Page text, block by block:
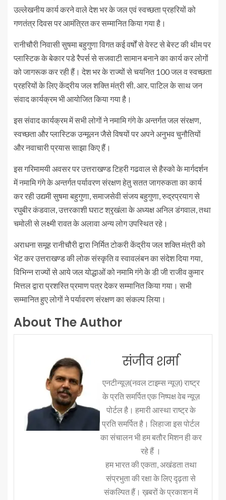
उल्लेखनीय कार्य करने वाले देश भर के जल एवं स्वच्छता प्रहरियों को
गणतंत्र दिवस पर आमंत्रित कर सम्मानित किया गया है।
रानीचौरी निवासी सुषमा बहुगुणा विगत कई वर्षों से वेस्ट से बेस्ट की थीम पर
प्लास्टिक के बेकार पडे रैपर्स से सजवाटी सामान बनाने का कार्य कर लोगों
को जागरूक कर रही हैं। देश भर के राज्यों से चयनित 100 जल व स्वच्छता
प्रहरियों के लिए केंद्रीय जल शक्ति मंत्री सी. आर. पाटिल के साथ जन
संवाद कार्यक्रम भी आयोजित किया गया है।
इस संवाद कार्यक्रम में सभी लोगों ने नमामि गंगे के अन्तर्गत जल संरक्षण,
स्वच्छता और प्लास्टिक उन्मूलन जैसे विषयों पर अपने अनुभव चुनौतियों
और नवाचारी प्रयास साझा किए हैं।
इस गरिमामयी अवसर पर उत्तराखण्ड टिहरी गढवाल से हैस्को के मार्गदर्शन
में नमामि गंगे के अन्तर्गत पर्यावरण संरक्षण हेतु सतत जागरुकता का कार्य
कर रही उद्यमी सुषमा बहुगुणा, समाजसेवी संजय बहुगुणा, रुद्रप्रयाग से
रघुबीर कंडवाल, उत्तरकाशी घराट श्रृखंला के अध्यक्ष अनिल डंगवाल, तथा
चमोली से लक्ष्मी रावत के अलावा अन्य लोग उपस्थित रहे।
अराधना समूह रानीचौरी द्वारा निर्मित टोकरी केंद्रीय जल शक्ति मंत्री को
भेंट कर उत्तराखण्ड की लोक संस्कृति व स्वावलंबन का संदेश दिया गया,
विभिन्न राज्यों से आये जल योद्धाओं को नमामि गंगे के डी जी राजीव कुमार
मित्तल द्वारा प्रशस्ति प्रमाण पत्र देकर सम्मानित किया गया। सभी
सम्मानित हुए लोगों ने पर्यावरण संरक्षण का संकल्प लिया।
About The Author
संजीव शर्मा
एनटीन्यूज़(नवल टाइम्स न्यूज़) राष्ट्र
के प्रति समर्पित एक निष्पक्ष वेब न्यूज़
पोर्टल है। हमारी आस्था राष्ट्र के
प्रति समर्पित है। लिहाजा इस पोर्टल
का संचालन भी हम बतौर मिशन ही कर
रहे हैं ।
हम भारत की एकता, अखंडता तथा
संप्रभुता की रक्षा के लिए दृढ़ता से
संकल्पित हैं। ख़बरों के प्रकाशन में